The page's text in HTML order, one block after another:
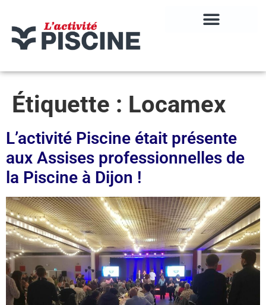
Étiquette : Locamex
L’activité Piscine était présente
aux Assises professionnelles de
la Piscine à Dijon !